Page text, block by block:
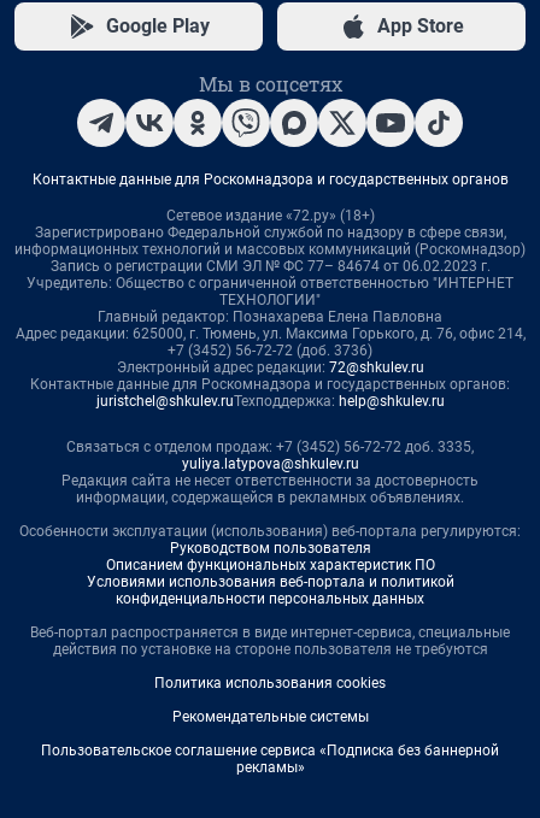
Google Play App Store
Мы в соцсетях
Контактные данные для Роскомнадзора и государственных органов
Сетевое издание «72.ру» (18+)
Зарегистрировано Федеральной службой по надзору в сфере связи,
информационных технологий и массовых коммуникаций (Роскомнадзор)
Запись о регистрации СМИ ЭЛ № ФС 77– 84674 от 06.02.2023 г.
Учредитель: Общество с ограниченной ответственностью "ИНТЕРНЕТ
ТЕХНОЛОГИИ"
Главный редактор: Познахарева Елена Павловна
Адрес редакции: 625000, г. Тюмень, ул. Максима Горького, д. 76, офис 214,
+7 (3452) 56-72-72 (доб. 3736)
Электронный адрес редакции: 72@shkulev.ru
Контактные данные для Роскомнадзора и государственных органов:
juristchel@shkulev.ruТехподдержка: help@shkulev.ru
Связаться с отделом продаж: +7 (3452) 56-72-72 доб. 3335,
yuliya.latypova@shkulev.ru
Редакция сайта не несет ответственности за достоверность
информации, содержащейся в рекламных объявлениях.
Особенности эксплуатации (использования) веб-портала регулируются:
Руководством пользователя
Описанием функциональных характеристик ПО
Условиями использования веб-портала и политикой
конфиденциальности персональных данных
Веб-портал распространяется в виде интернет-сервиса, специальные
действия по установке на стороне пользователя не требуются
Политика использования cookies
Рекомендательные системы
Пользовательское соглашение сервиса «Подписка без баннерной
рекламы»